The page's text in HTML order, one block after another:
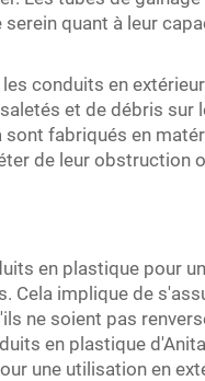
quant à leur
conduits en
et de débris sur
fabriqués en
de leur obstruction
en plastique pour
Cela implique de
ne soient pas
en plastique
une utilisation en